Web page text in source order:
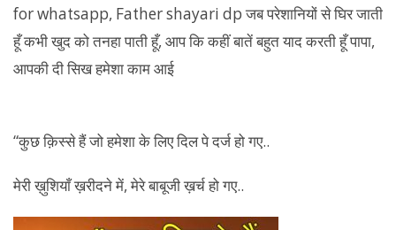
“कुछ क़िस्से हैं जो हमेशा के लिए दिल पे दर्ज हो गए..
मेरी ख़ुशियाँ ख़रीदने में, मेरे बाबूजी ख़र्च हो गए..